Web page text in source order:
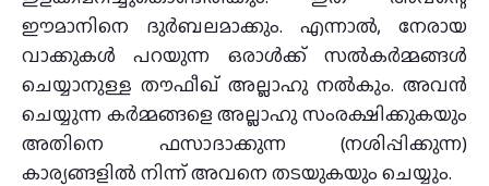
ഈമാനിനെ ദുർബലമാക്കും. എന്നാൽ, നേരായ
വാക്കുകൾ പറയുന്ന ഒരാൾക്ക് സൽകർമ്മങ്ങൾ
ചെയ്യാനുള്ള തൗഫീഖ് അല്ലാഹു നൽകും. അവൻ
ചെയ്യുന്ന കർമ്മങ്ങളെ അല്ലാഹു സംരക്ഷിക്കുകയും
അതിനെ ഫസാദാക്കുന്ന (നശിപ്പിക്കുന്ന)
കാര്യങ്ങളിൽ നിന്ന് അവനെ തടയുകയും ചെയ്യും.